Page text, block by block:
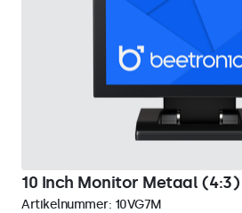
10 Inch Monitor Metaal (4:3)
Artikelnummer: 10VG7M